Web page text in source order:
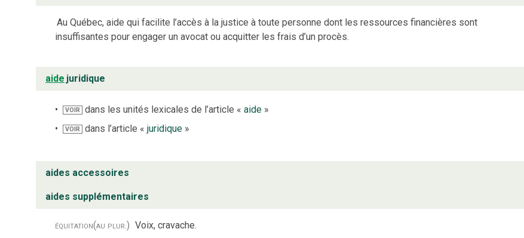
Au Québec, aide qui facilite l’accès à la justice à toute personne dont les ressources financières sont
insuffisantes pour engager un avocat ou acquitter les frais d’un procès.
aide juridique
VOIR dans les unités lexicales de l’article «aide »
VOIR dans l’article «juridique »
aides accessoires
aides supplémentaires
équitation(au plur.) Voix, cravache.